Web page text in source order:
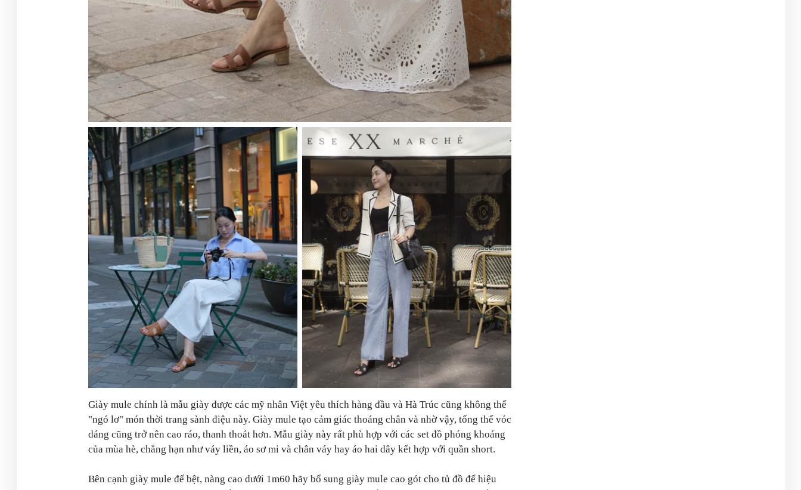
Giày mule chính là mẫu giày được các mỹ nhân Việt yêu thích hàng đầu và Hà Trúc cũng không thể
"ngó lơ" món thời trang sành điệu này. Giày mule tạo cảm giác thoáng chân và nhờ vậy, tổng thể vóc
dáng cũng trở nên cao ráo, thanh thoát hơn. Mẫu giày này rất phù hợp với các set đồ phóng khoáng
của mùa hè, chẳng hạn như váy liền, áo sơ mi và chân váy hay áo hai dây kết hợp với quần short.
Bên cạnh giày mule đế bệt, nàng cao dưới 1m60 hãy bổ sung giày mule cao gót cho tủ đồ để hiệu